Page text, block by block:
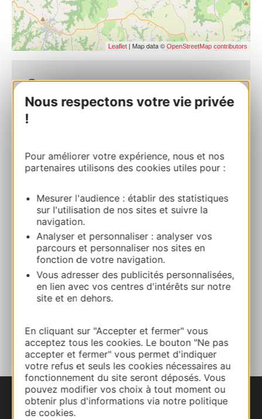
Nous respectons votre vie privée
!
Pour améliorer votre expérience, nous et nos
partenaires utilisons des cookies utiles pour :
Mesurer l'audience : établir des statistiques
sur l'utilisation de nos sites et suivre la
navigation.
Analyser et personnaliser : analyser vos
parcours et personnaliser nos sites en
fonction de votre navigation.
Vous adresser des publicités personnalisées,
en lien avec vos centres d'intérêts sur notre
site et en dehors.
En cliquant sur "Accepter et fermer" vous
acceptez tous les cookies. Le bouton "Ne pas
accepter et fermer" vous permet d'indiquer
votre refus et seuls les cookies nécessaires au
fonctionnement du site seront déposés. Vous
pouvez modifier vos choix à tout moment ou
obtenir plus d'informations via notre politique
de cookies.
Leaflet | Map data © OpenStreetMap contributors
Musée de la forge et des anciens métiers
de Belcastel
60, Rue du Riu 12390 BELCASTEL
+33565645292
E-mail
Website
AAN NOTITIEBOEKJE